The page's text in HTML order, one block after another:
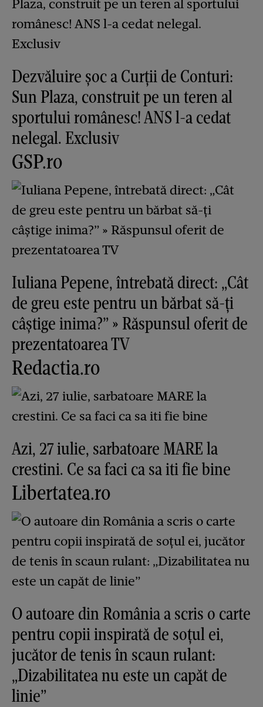
Dezvăluire şoc a Curţii de Conturi:
Sun Plaza, construit pe un teren al
sportului românesc! ANS l-a cedat
nelegal. Exclusiv
GSP.ro
Iuliana Pepene, întrebată direct: „Cât
de greu este pentru un bărbat să-ți
câștige inima?” » Răspunsul oferit de
prezentatoarea TV
Redactia.ro
Azi, 27 iulie, sarbatoare MARE la
crestini. Ce sa faci ca sa iti fie bine
Libertatea.ro
O autoare din România a scris o carte
pentru copii inspirată de soțul ei,
jucător de tenis în scaun rulant:
„Dizabilitatea nu este un capăt de
linie”